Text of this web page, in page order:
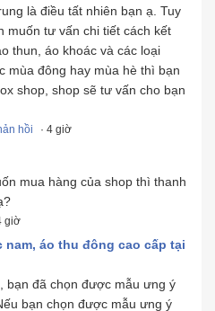
là điều tất nhiên bạn ạ. Tuy
muốn tư vấn chi tiết cách kết
thun, áo khoác và các loại
mùa đông hay mùa hè thì bạn
shop, shop sẽ tư vấn cho bạn
hồi · 4 giờ
mua hàng của shop thì thanh
giờ
nam, áo thu đông cao cấp tại
bạn đã chọn được mẫu ưng ý
bạn chọn được mẫu ưng ý